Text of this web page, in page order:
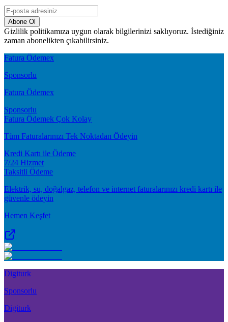
Abone Ol
Gizlilik politikamıza uygun olarak bilgilerinizi saklıyoruz. İstediğiniz
zaman abonelikten çıkabilirsiniz.
Fatura Ödemex
Sponsorlu
Fatura Ödemex
Sponsorlu
Fatura Ödemek Çok Kolay
Tüm Faturalarınızı Tek Noktadan Ödeyin
Kredi Kartı ile Ödeme
7/24 Hizmet
Taksitli Ödeme
Elektrik, su, doğalgaz, telefon ve internet faturalarınızı kredi kartı ile
güvenle ödeyin
Hemen Keşfet
Digiturk
Sponsorlu
Digiturk